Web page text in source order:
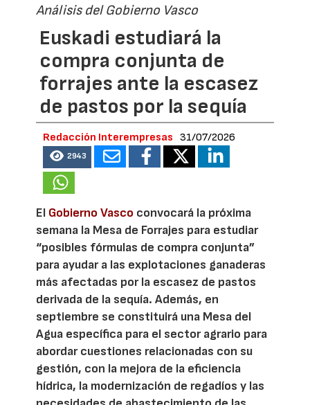
Análisis del Gobierno Vasco
Euskadi estudiará la
compra conjunta de
forrajes ante la escasez
de pastos por la sequía
Redacción Interempresas 31/07/2026
2943
El Gobierno Vasco convocará la próxima
semana la Mesa de Forrajes para estudiar
“posibles fórmulas de compra conjunta”
para ayudar a las explotaciones ganaderas
más afectadas por la escasez de pastos
derivada de la sequía. Además, en
septiembre se constituirá una Mesa del
Agua específica para el sector agrario para
abordar cuestiones relacionadas con su
gestión, con la mejora de la eficiencia
hídrica, la modernización de regadíos y las